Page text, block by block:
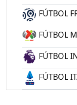
FÚTBOL
FÚTBOL
FÚTBOL
FÚTBOL